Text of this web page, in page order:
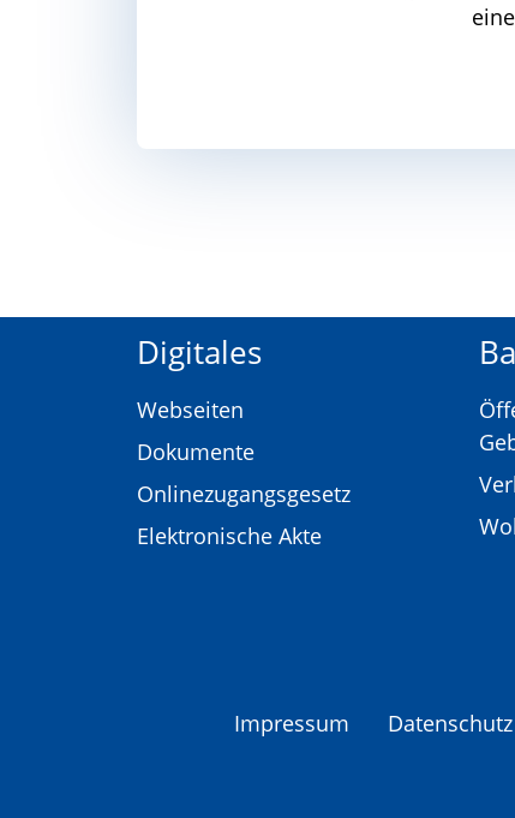
Digitales
Webseiten
Dokumente
Onlinezugangsgesetz
Elektronische Akte
Impressum Datenschutz